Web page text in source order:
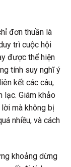
đơn thuần là
trì cuộc hội
được thể hiện
tính suy nghĩ ý
kết các câu,
lạc. Giám khảo
mà không bị
nhiều, và cách
khoảng dừng